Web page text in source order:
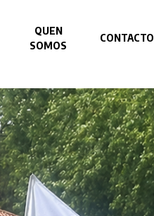
QUEN
SOMOS
CONTACTO